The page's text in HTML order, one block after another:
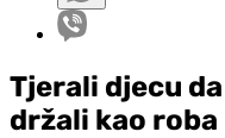
Tjerali djecu
držali kao roba